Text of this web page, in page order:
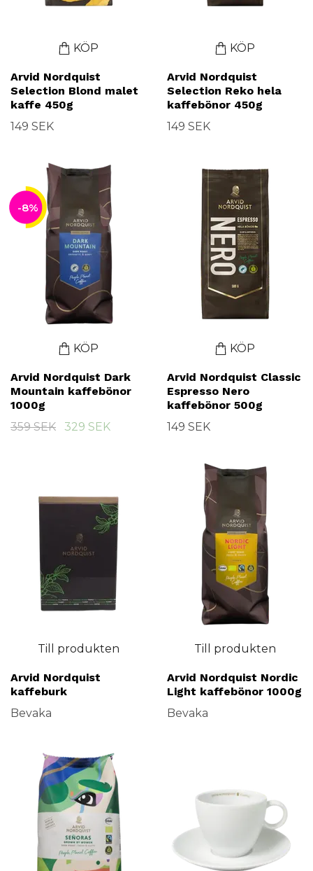
KÖP
Arvid Nordquist
Selection Blond malet
kaffe 450g
149 SEK
KÖP
Arvid Nordquist
Selection Reko hela
kaffebönor 450g
149 SEK
-8%
KÖP
Arvid Nordquist Dark
Mountain kaffebönor
1000g
359 SEK
329 SEK
KÖP
Arvid Nordquist Classic
Espresso Nero
kaffebönor 500g
149 SEK
Till produkten
Arvid Nordquist
kaffeburk
Bevaka
Till produkten
Arvid Nordquist Nordic
Light kaffebönor 1000g
Bevaka